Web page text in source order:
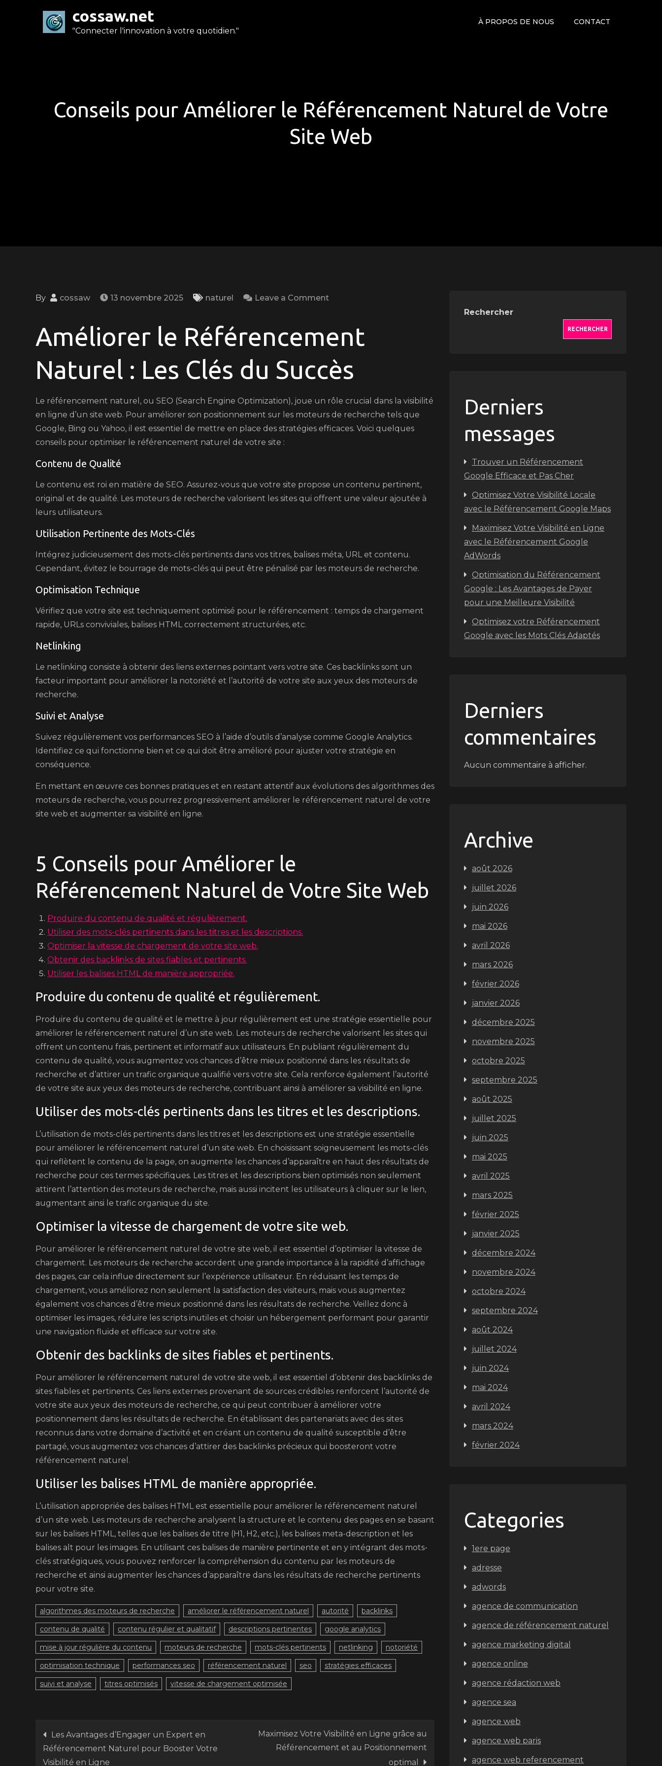
cossaw.net
"Connecter l'innovation à votre quotidien."
À PROPOS DE NOUS CONTACT
Conseils pour Améliorer le Référencement Naturel de Votre
Site Web
By cossaw 13 novembre 2025 naturel Leave a Comment
Améliorer
Référencement
Naturel
Améliorer le Référencement
Naturel : Les Clés du Succès
Le référencement naturel, ou SEO (Search Engine Optimization), joue un rôle crucial dans la visibilité
en ligne d’un site web. Pour améliorer son positionnement sur les moteurs de recherche tels que
Google, Bing ou Yahoo, il est essentiel de mettre en place des stratégies efficaces. Voici quelques
conseils pour optimiser le référencement naturel de votre site :
Contenu de Qualité
Le contenu est roi en matière de SEO. Assurez-vous que votre site propose un contenu pertinent,
original et de qualité. Les moteurs de recherche valorisent les sites qui offrent une valeur ajoutée à
leurs utilisateurs.
Utilisation Pertinente des Mots-Clés
Intégrez judicieusement des mots-clés pertinents dans vos titres, balises méta, URL et contenu.
Cependant, évitez le bourrage de mots-clés qui peut être pénalisé par les moteurs de recherche.
Optimisation Technique
Vérifiez que votre site est techniquement optimisé pour le référencement : temps de chargement
rapide, URLs conviviales, balises HTML correctement structurées, etc.
Netlinking
Le netlinking consiste à obtenir des liens externes pointant vers votre site. Ces backlinks sont un
facteur important pour améliorer la notoriété et l’autorité de votre site aux yeux des moteurs de
recherche.
Suivi et Analyse
Suivez régulièrement vos performances SEO à l’aide d’outils d’analyse comme Google Analytics.
Identifiez ce qui fonctionne bien et ce qui doit être amélioré pour ajuster votre stratégie en
conséquence.
En mettant en œuvre ces bonnes pratiques et en restant attentif aux évolutions des algorithmes des
moteurs de recherche, vous pourrez progressivement améliorer le référencement naturel de votre
site web et augmenter sa visibilité en ligne.
5 Conseils pour Améliorer le
Référencement Naturel de Votre Site Web
Produire du contenu de qualité et régulièrement.
Utiliser des mots-clés pertinents dans les titres et les descriptions.
Optimiser la vitesse de chargement de votre site web.
Obtenir des backlinks de sites fiables et pertinents.
Utiliser les balises HTML de manière appropriée.
Produire du contenu de qualité et régulièrement.
Produire du contenu de qualité et le mettre à jour régulièrement est une stratégie essentielle pour
améliorer le référencement naturel d’un site web. Les moteurs de recherche valorisent les sites qui
offrent un contenu frais, pertinent et informatif aux utilisateurs. En publiant régulièrement du
contenu de qualité, vous augmentez vos chances d’être mieux positionné dans les résultats de
recherche et d’attirer un trafic organique qualifié vers votre site. Cela renforce également l’autorité
de votre site aux yeux des moteurs de recherche, contribuant ainsi à améliorer sa visibilité en ligne.
Utiliser des mots-clés pertinents dans les titres et les descriptions.
L’utilisation de mots-clés pertinents dans les titres et les descriptions est une stratégie essentielle
pour améliorer le référencement naturel d’un site web. En choisissant soigneusement les mots-clés
qui reflètent le contenu de la page, on augmente les chances d’apparaître en haut des résultats de
recherche pour ces termes spécifiques. Les titres et les descriptions bien optimisés non seulement
attirent l’attention des moteurs de recherche, mais aussi incitent les utilisateurs à cliquer sur le lien,
augmentant ainsi le trafic organique du site.
Optimiser la vitesse de chargement de votre site web.
Pour améliorer le référencement naturel de votre site web, il est essentiel d’optimiser la vitesse de
chargement. Les moteurs de recherche accordent une grande importance à la rapidité d’affichage
des pages, car cela influe directement sur l’expérience utilisateur. En réduisant les temps de
chargement, vous améliorez non seulement la satisfaction des visiteurs, mais vous augmentez
également vos chances d’être mieux positionné dans les résultats de recherche. Veillez donc à
optimiser les images, réduire les scripts inutiles et choisir un hébergement performant pour garantir
une navigation fluide et efficace sur votre site.
Obtenir des backlinks de sites fiables et pertinents.
Pour améliorer le référencement naturel de votre site web, il est essentiel d’obtenir des backlinks de
sites fiables et pertinents. Ces liens externes provenant de sources crédibles renforcent l’autorité de
votre site aux yeux des moteurs de recherche, ce qui peut contribuer à améliorer votre
positionnement dans les résultats de recherche. En établissant des partenariats avec des sites
reconnus dans votre domaine d’activité et en créant un contenu de qualité susceptible d’être
partagé, vous augmentez vos chances d’attirer des backlinks précieux qui boosteront votre
référencement naturel.
Utiliser les balises HTML de manière appropriée.
L’utilisation appropriée des balises HTML est essentielle pour améliorer le référencement naturel
d’un site web. Les moteurs de recherche analysent la structure et le contenu des pages en se basant
sur les balises HTML, telles que les balises de titre (H1, H2, etc.), les balises meta-description et les
balises alt pour les images. En utilisant ces balises de manière pertinente et en y intégrant des mots-
clés stratégiques, vous pouvez renforcer la compréhension du contenu par les moteurs de
recherche et ainsi augmenter les chances d’apparaître dans les résultats de recherche pertinents
pour votre site.
algorithmes des moteurs de recherche améliorer le référencement naturel autorité backlinks
contenu de qualité contenu régulier et qualitatif descriptions pertinentes google analytics
mise à jour régulière du contenu moteurs de recherche mots-clés pertinents netlinking notoriété
optimisation technique performances seo référencement naturel seo stratégies efficaces
suivi et analyse titres optimisés vitesse de chargement optimisée
Navigation
Les Avantages d’Engager un Expert en
Référencement Naturel pour Booster Votre
Visibilité en Ligne
Maximisez Votre Visibilité en Ligne grâce au
Référencement et au Positionnement
optimal
Rechercher
RECHERCHER
Derniers
messages
Trouver un Référencement
Google Efficace et Pas Cher
Optimisez Votre Visibilité Locale
avec le Référencement Google Maps
Maximisez Votre Visibilité en Ligne
avec le Référencement Google
AdWords
Optimisation du Référencement
Google : Les Avantages de Payer
pour une Meilleure Visibilité
Optimisez votre Référencement
Google avec les Mots Clés Adaptés
Derniers
commentaires
Aucun commentaire à afficher.
Archive
août 2026
juillet 2026
juin 2026
mai 2026
avril 2026
mars 2026
février 2026
janvier 2026
décembre 2025
novembre 2025
octobre 2025
septembre 2025
août 2025
juillet 2025
juin 2025
mai 2025
avril 2025
mars 2025
février 2025
janvier 2025
décembre 2024
novembre 2024
octobre 2024
septembre 2024
août 2024
juillet 2024
juin 2024
mai 2024
avril 2024
mars 2024
février 2024
Categories
1ere page
adresse
adwords
agence de communication
agence de référencement naturel
agence marketing digital
agence online
agence rédaction web
agence sea
agence web
agence web paris
agence web referencement